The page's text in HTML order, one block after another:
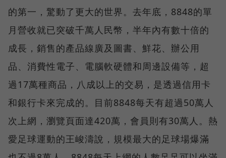
的第一，驚動了更大的世界。去年底，8848的單
月營收就已突破千萬人民幣，半年內有數十倍的
成長，銷售的產品線廣及圖書、鮮花、辦公用
品、消費性電子、電腦軟硬體和周邊設備等，超
過17萬種商品，八成以上的交易，是透過信用卡
和銀行卡來完成的。目前8848每天有超過50萬人
次上網，瀏覽頁面達420萬，會員則有30萬人。熱
愛足球運動的王峻濤說，規模最大的足球場爆滿